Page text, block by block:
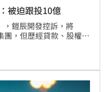
被迫跟投10億
，鎧辰開發控訴，將
團，但歷經貸款、股權交